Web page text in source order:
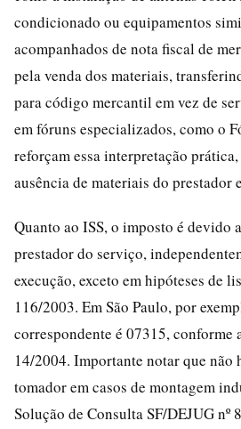
condicionado ou equipamentos
acompanhados de nota fiscal de
pela venda dos materiais,
para código mercantil em vez de
em fóruns especializados, como o
reforçam essa interpretação
ausência de materiais do
Quanto ao ISS, o imposto é devido
prestador do serviço,
execução, exceto em hipóteses de
116/2003. Em São Paulo, por
correspondente é 07315, conforme
14/2004. Importante notar que não
tomador em casos de montagem
Solução de Consulta SF/DEJUG nº